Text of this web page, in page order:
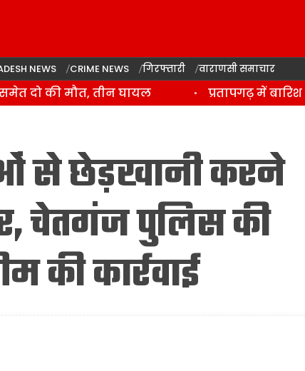
NEWS CRIME NEWS गिरफ्तारी वाराणसी समाचार
की मौत, तीन घायल प्रतापगढ़ में बारिश से
से छेड़खानी करने
चेतगंज पुलिस की
की कार्रवाई